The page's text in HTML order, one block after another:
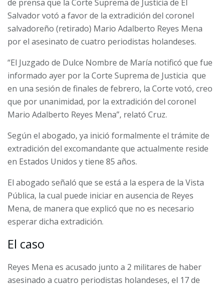
de prensa que la Corte Suprema de Justicia de El
Salvador votó a favor de la extradición del coronel
salvadoreño (retirado) Mario Adalberto Reyes Mena
por el asesinato de cuatro periodistas holandeses.
“El Juzgado de Dulce Nombre de María notificó que fue
informado ayer por la Corte Suprema de Justicia que
en una sesión de finales de febrero, la Corte votó, creo
que por unanimidad, por la extradición del coronel
Mario Adalberto Reyes Mena”, relató Cruz.
Según el abogado, ya inició formalmente el trámite de
extradición del excomandante que actualmente reside
en Estados Unidos y tiene 85 años.
El abogado señaló que se está a la espera de la Vista
Pública, la cual puede iniciar en ausencia de Reyes
Mena, de manera que explicó que no es necesario
esperar dicha extradición.
El caso
Reyes Mena es acusado junto a 2 militares de haber
asesinado a cuatro periodistas holandeses, el 17 de